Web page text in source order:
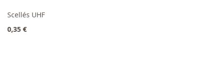
Scellés UHF
0,35 €